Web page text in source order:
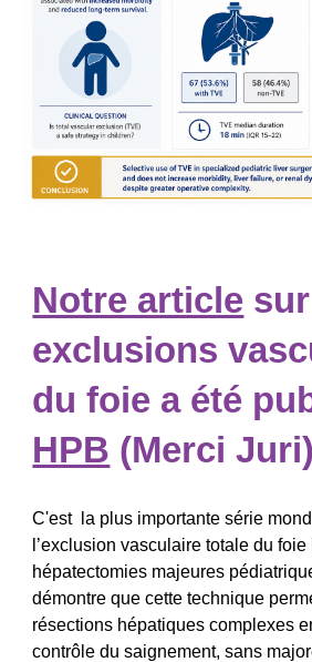
Notre article
exclusions
du foie a été
HPB (Merci Juri)
C'est la plus importante série
l’exclusion vasculaire totale du
hépatectomies majeures
démontre que cette technique
résections hépatiques complexes
contrôle du saignement, sans